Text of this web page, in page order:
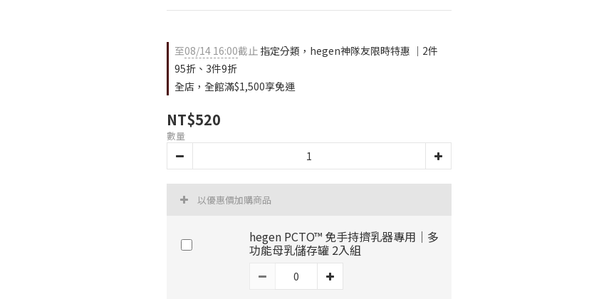
至08/14 16:00截止 指定分類，hegen神隊友限時特惠 ｜2件
95折、3件9折
全店，全館滿$1,500享免運
NT$520
數量
以優惠價加購商品
hegen PCTO™ 免手持擠乳器專用｜多
功能母乳儲存罐 2入組